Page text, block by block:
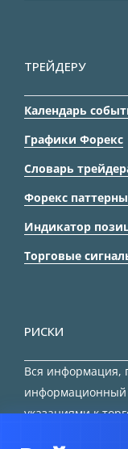
ТРЕЙДЕРУ
Календарь
Графики Форекс
Словарь
Форекс паттерны
Индикатор
Торговые
РИСКИ
Вся информация,
информационный
указаниями к